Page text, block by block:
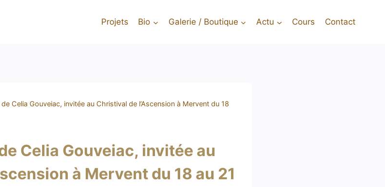
Projets Bio Galerie / Boutique Actu Cours Contact
de Celia Gouveiac, invitée au Christival de l’Ascension à Mervent du 18
Celia Gouveiac, invitée au
à Mervent du 18 au 21